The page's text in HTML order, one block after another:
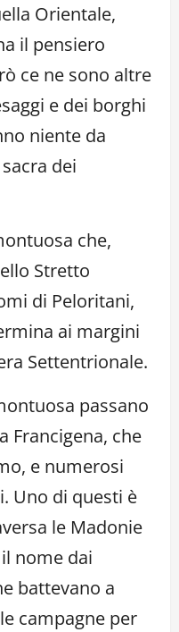
Orientale,
il pensiero
ce ne sono altre
e dei borghi
niente da
dei
che,
Stretto
di Peloritani,
ai margini
Settentrionale.
passano
Francigena, che
e numerosi
Uno di questi è
le Madonie
nome dai
battevano a
campagne per